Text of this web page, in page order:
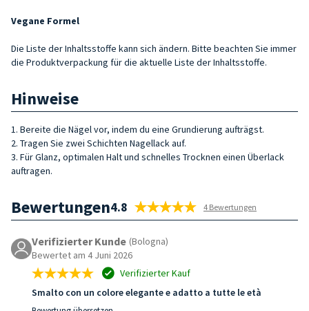
Vegane Formel
Die Liste der Inhaltsstoffe kann sich ändern. Bitte beachten Sie immer
die Produktverpackung für die aktuelle Liste der Inhaltsstoffe.
Hinweise
1. Bereite die Nägel vor, indem du eine Grundierung aufträgst.
2. Tragen Sie zwei Schichten Nagellack auf.
3. Für Glanz, optimalen Halt und schnelles Trocknen einen Überlack
auftragen.
Bewertungen4.8 4 Bewertungen
Verifizierter Kunde (Bologna)
Bewertet am 4 Juni 2026
Verifizierter Kauf
Smalto con un colore elegante e adatto a tutte le età